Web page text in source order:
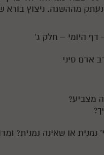
מההשגה. ניצוץ בורא
אדם סיני
מצביע?
או שאינה נמנית?